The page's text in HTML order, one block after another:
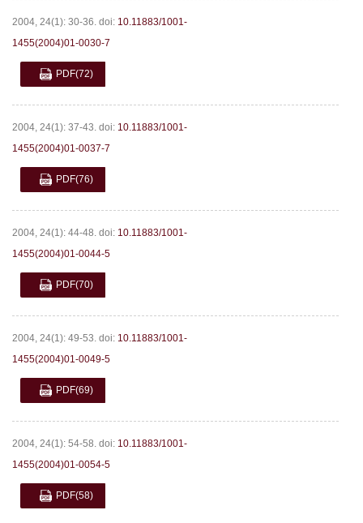
2004, 24(1): 30-36. doi: 10.11883/1001-
1455(2004)01-0030-7
PDF(72)
2004, 24(1): 37-43. doi: 10.11883/1001-
1455(2004)01-0037-7
PDF(76)
2004, 24(1): 44-48. doi: 10.11883/1001-
1455(2004)01-0044-5
PDF(70)
2004, 24(1): 49-53. doi: 10.11883/1001-
1455(2004)01-0049-5
PDF(69)
2004, 24(1): 54-58. doi: 10.11883/1001-
1455(2004)01-0054-5
PDF(58)